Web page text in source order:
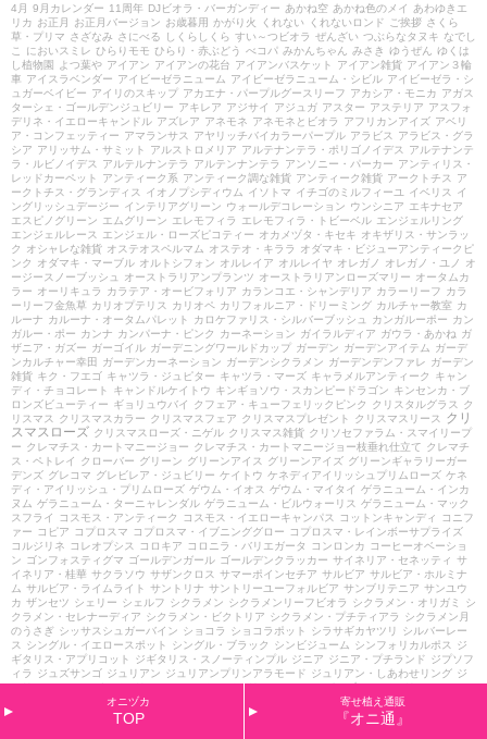
4月 9月カレンダー 11周年 DJビオラ・バーガンディー あかね空 あかね色のメイ
あわゆきエ
リカ お正月 お正月バージョン お歳暮用 かがり火 くれない くれないロンド ご挨拶 さくら
草・プリマ さざなみ さにべる しくらしくら すい～つビオラ ぜんざい つぶらなタヌキ なでし
こ
においスミレ ひらりモモ ひらり・赤ぶどう べコパ みかんちゃん みさき ゆうぜん
ゆくは
し植物園
よつ葉や アイアン アイアンの花台 アイアンバスケット アイアン雑貨 アイアン３輪
車 アイスラベンダー アイビーゼラニューム アイビーゼラニューム・シビル アイビーゼラ・シ
ュガーベイビー アイリのスキップ アカエナ・パープルグースリーフ アカシア・モニカ アガス
ターシェ・ゴールデンジュビリー アキレア アジサイ アジュガ アスター アステリア アスフォ
デリネ・イエローキャンドル アズレア アネモネ アネモネとビオラ アフリカンアイズ アベリ
ア・コンフェッティー アマランサス アヤリッチバイカラーパープル アラビス
アラビス・グラ
シア アリッサム・サミット アルストロメリア アルテナンテラ・ポリゴノイデス
アルテナンテ
ラ・ルビノイデス
アルテルナンテラ アルテンナンテラ アンソニー・パーカー アンティリス・
レッドカーペット
アンティーク系 アンティーク調な雑貨 アンティーク雑貨 アークトチス
ア
ークトチス・グランディス
イオノプシディウム イソトマ イチゴのミルフィーユ イベリス
イ
ングリッシュデージー インテリアグリーン ウォールデコレーション ウンシニア エキナセア
エスピノグリーン エムグリーン エレモフィラ エレモフィラ・トビーベル エンジェルリング
エンジェルレース
エンジェル・ローズピコティー オカメヅタ・キセキ オキザリス・サンラッ
ク
オシャレな雑貨 オステオスペルマム オステオ・キララ
オダマキ・ビジューアンティークピ
ンク
オダマキ・マーブル オルトシフォン オルレイア オルレイヤ オレガノ オレガノ・ユノ
オ
ージースノーブッシュ
オーストラリアンプランツ オーストラリアンローズマリー オータムカ
ラー オーリキュラ カラテア・オービフォリア カランコエ・シャンデリア カラーリーフ カラ
ーリーフ金魚草 カリオプテリス カリオペ カリフォルニア・ドリーミング カルチャー教室 カ
ルーナ カルーナ・オータムパレット カロケファリス・シルバーブッシュ カンガルーポー カン
ガルー・ポー カンナ カンパーナ・ピンク カーネーション ガイラルディア ガウラ・あかね ガ
ザニア・ガズー ガーゴイル ガーデニングワールドカップ ガーデン ガーデンアイテム ガーデ
ンカルチャー幸田
ガーデンカーネーション ガーデンシクラメン ガーデンデンファレ ガーデン
雑貨 キク・フエゴ キャツラ・ジュピター キャツラ・マーズ キャラメルアンティーク
キャン
ディ・チョコレート
キャンドルケイトウ キンギョソウ・スカンピードラゴン キンセンカ・ブ
ロンズビューティー ギョリュウバイ クフェア・キューフェリックピンク クリスタルグラス
ク
リスマス
クリスマスカラー クリスマスフェア クリスマスプレゼント クリスマスリース
クリ
スマスローズ クリスマスローズ・ニゲル クリスマス雑貨 クリソセファラム・スマイリープ
ー クレマチス・カートマニージョー クレマチス・カートマニージョー枝垂れ仕立て クレマチ
ス・ペトレイ
クローバー グリーン グリーンアイス グリーンアイズ グリーンギャラリーガー
デンズ グレコマ グレビレア・ジュビリー ケイトウ ケネディアイリッシュプリムローズ ケネ
ディ・アイリッシュ・プリムローズ ゲウム・イオス ゲウム・マイタイ ゲラニューム・インカ
ヌム ゲラニューム・ターニャレンダル ゲラニューム・ビルウォーリス ゲラニューム・マック
スフライ
コスモス・アンティーク コスモス・イエローキャンパス コットンキャンディ
コニフ
ァー
コピア コプロスマ コプロスマ・イブニンググロー
コプロスマ・レインボーサプライズ
コルジリネ
コレオプシス コロキア コロニラ・バリエガータ コンロンカ
コーヒーオベーショ
ン ゴンフォスティグマ ゴールデンガール ゴールデンクラッカー サイネリア・セネッティ サ
イネリア・桂華 サクラソウ サザンクロス サマーポインセチア サルビア サルビア・ホルミナ
ム サルビア・ライムライト サントリナ サントリーユーフォルビア サンブリテニア サンユウ
カ ザンセツ シェリー シェルフ シクラメン シクラメンリーフビオラ シクラメン・オリガミ
シ
クラメン・セレナーディア シクラメン・ビクトリア シクラメン・プチティアラ
シクラメン月
のうさぎ シッサスシュガーバイン ショコラ ショコラポット シラサギカヤツリ
シルバーレー
ス
シングル・イエロースポット シングル・ブラック シンビジューム シンフォリカルポス
ジ
ギタリス・アプリコット
ジギタリス・スノーティンプル ジニア ジニア・プチランド ジプソフ
ィラ
ジュズサンゴ ジュリアン ジュリアンプリンアラモード ジュリアン・しあわせリング ジ
ュリアン・アカツキ ジュリアン・アンジュ ジュリアン・シャンパンブルー ジュリアン・シル
ジュリアン・プリンアラモード
スイートハーブメキシカン
スカエボラ
スカビオサ スカビオサ・ブルーバルーン スティパ ステルニー
スプラッシュ・メドゥ
オニヅカ
TOP
寄せ植え通販
『オニ通』